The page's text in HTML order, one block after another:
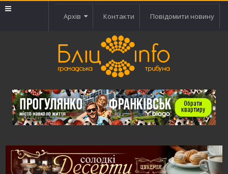
Архів Контакти Повідомити новину